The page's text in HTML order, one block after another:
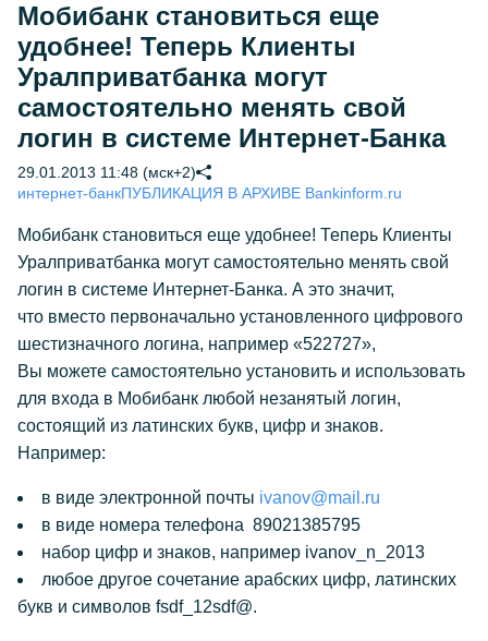
Мобибанк становиться еще
удобнее! Теперь Клиенты
Уралприватбанка могут
самостоятельно менять свой
логин в системе Интернет-Банка
29.01.2013 11:48 (мск+2)
интернет-банкПУБЛИКАЦИЯ В АРХИВЕ Bankinform.ru
Мобибанк становиться еще удобнее! Теперь Клиенты
Уралприватбанка могут самостоятельно менять свой
логин в системе Интернет-Банка. А это значит,
что вместо первоначально установленного цифрового
шестизначного логина, например «522727»,
Вы можете самостоятельно установить и использовать
для входа в Мобибанк любой незанятый логин,
состоящий из латинских букв, цифр и знаков.
Например:
в виде электронной почты ivanov@mail.ru
в виде номера телефона 89021385795
набор цифр и знаков, например ivanov_n_2013
любое другое сочетание арабских цифр, латинских
букв и символов fsdf_12sdf@.